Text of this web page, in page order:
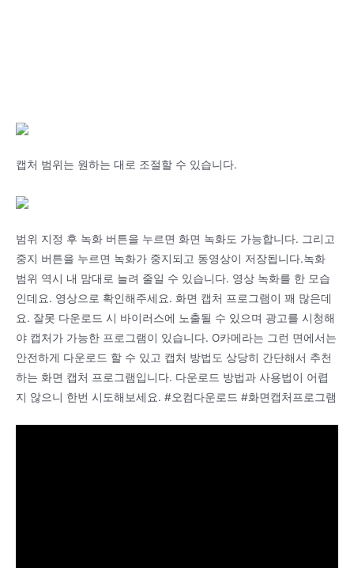
캡처 범위는 원하는 대로 조절할 수 있습니다.
범위 지정 후 녹화 버튼을 누르면 화면 녹화도 가능합니다. 그리고
중지 버튼을 누르면 녹화가 중지되고 동영상이 저장됩니다.녹화
범위 역시 내 맘대로 늘려 줄일 수 있습니다. 영상 녹화를 한 모습
인데요. 영상으로 확인해주세요. 화면 캡처 프로그램이 꽤 많은데
요. 잘못 다운로드 시 바이러스에 노출될 수 있으며 광고를 시청해
야 캡처가 가능한 프로그램이 있습니다. O카메라는 그런 면에서는
안전하게 다운로드 할 수 있고 캡처 방법도 상당히 간단해서 추천
하는 화면 캡처 프로그램입니다. 다운로드 방법과 사용법이 어렵
지 않으니 한번 시도해보세요. #오컴다운로드 #화면캡처프로그램